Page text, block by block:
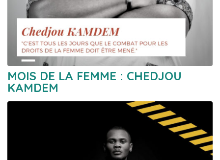
MOIS DE LA FEMME : CHEDJOU
KAMDEM